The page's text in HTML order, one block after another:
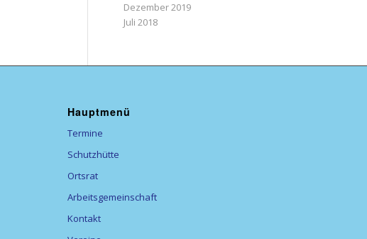
Dezember 2019
Juli 2018
Hauptmenü
Termine
Schutzhütte
Ortsrat
Arbeitsgemeinschaft
Kontakt